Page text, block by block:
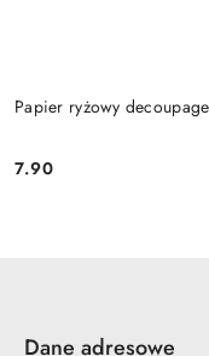
Papier ryżowy
Cena:
7.90
Dane adresowe